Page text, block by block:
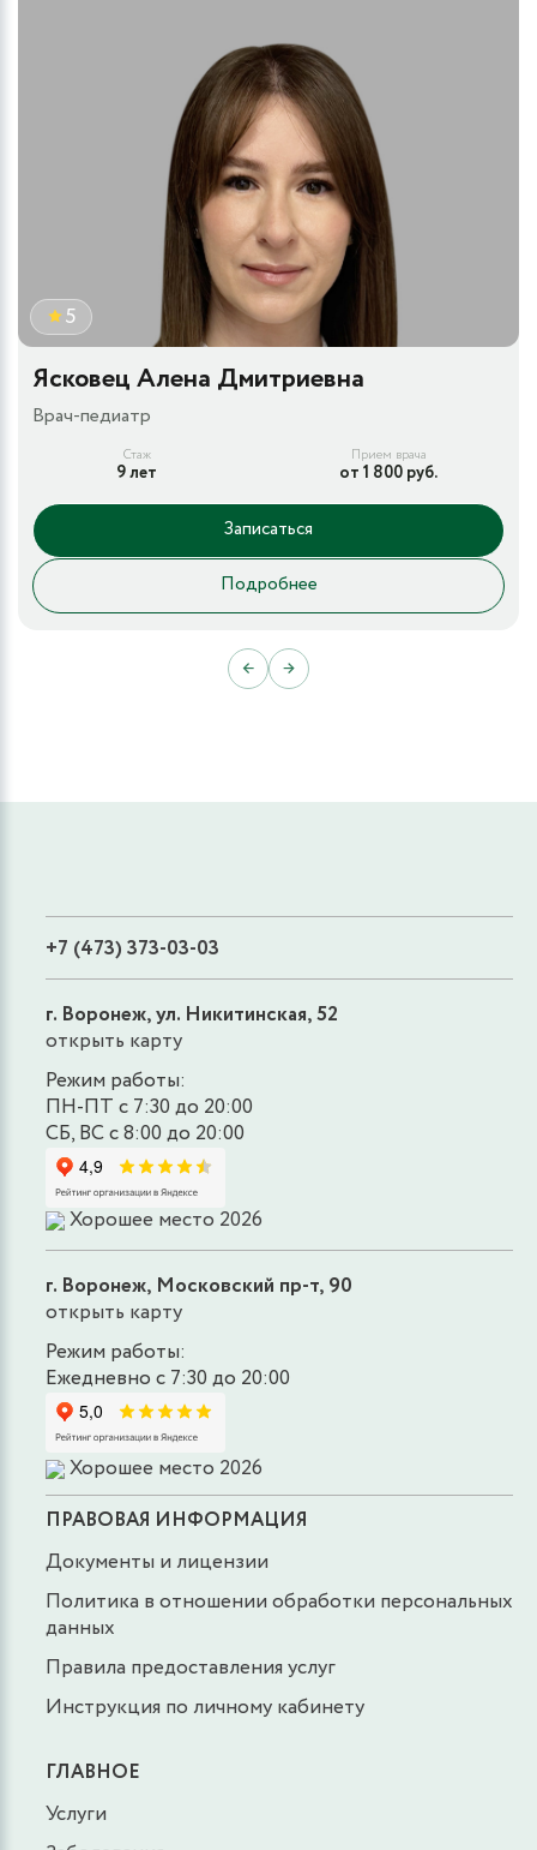
5
Ясковец Алена Дмитриевна
Врач-педиатр
Стаж
9 лет
Прием врача
от 1 800 руб.
Записаться
Подробнее
← →
+7 (473) 373-03-03
г. Воронеж, ул. Никитинская, 52
открыть карту
Режим работы:
ПН-ПТ с 7:30 до 20:00
СБ, ВС с 8:00 до 20:00
Хорошее место 2026
г. Воронеж, Московский пр-т, 90
открыть карту
Режим работы:
Ежедневно с 7:30 до 20:00
Хорошее место 2026
ПРАВОВАЯ ИНФОРМАЦИЯ
Документы и лицензии
Политика в отношении обработки персональных
данных
Правила предоставления услуг
Инструкция по личному кабинету
ГЛАВНОЕ
Услуги